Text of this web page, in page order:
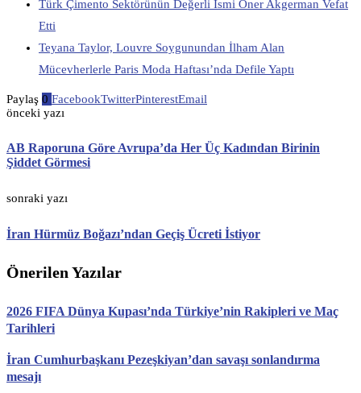
Türk Çimento Sektörünün Değerli İsmi Öner Akgerman Vefat
Etti
Teyana Taylor, Louvre Soygunundan İlham Alan
Mücevherlerle Paris Moda Haftası’nda Defile Yaptı
Paylaş 0 FacebookTwitterPinterestEmail
önceki yazı
AB Raporuna Göre Avrupa’da Her Üç Kadından Birinin
Şiddet Görmesi
sonraki yazı
İran Hürmüz Boğazı’ndan Geçiş Ücreti İstiyor
Önerilen Yazılar
2026 FIFA Dünya Kupası’nda Türkiye’nin Rakipleri ve Maç
Tarihleri
İran Cumhurbaşkanı Pezeşkiyan’dan savaşı sonlandırma
mesajı